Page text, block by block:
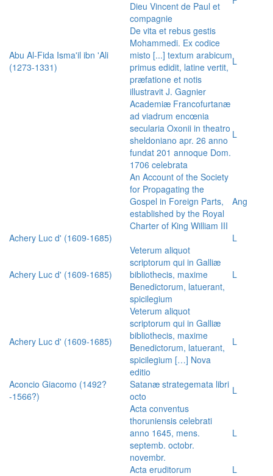
Dieu Vincent de Paul et
compagnie
Abu Al-Fida Isma'il ibn 'Ali
(1273-1331)
De vita et rebus gestis
Mohammedi. Ex codice
misto [...] textum arabicum
primus edidit, latine vertit,
præfatione et notis
illustravit J. Gagnier
L
Academiæ Francofurtanæ
ad viadrum encœnia
secularia Oxonii in theatro
sheldoniano apr. 26 anno
fundat 201 annoque Dom.
1706 celebrata
L
An Account of the Society
for Propagating the
Gospel in Foreign Parts,
established by the Royal
Charter of King William III
Ang
Achery Luc d' (1609-1685) L
Achery Luc d' (1609-1685)
Veterum aliquot
scriptorum qui in Galliæ
bibliothecis, maxime
Benedictorum, latuerant,
spicilegium
L
Achery Luc d' (1609-1685)
Veterum aliquot
scriptorum qui in Galliæ
bibliothecis, maxime
Benedictorum, latuerant,
spicilegium […] Nova
editio
L
Aconcio Giacomo (1492?
-1566?)
Satanæ strategemata libri
octo
L
Acta conventus
thoruniensis celebrati
anno 1645, mens.
septemb. octobr.
novembr.
L
Acta eruditorum
L